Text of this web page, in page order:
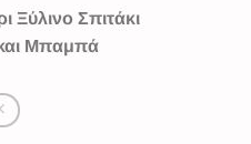
Ξύλινο Σπιτάκι
Μπαμπά